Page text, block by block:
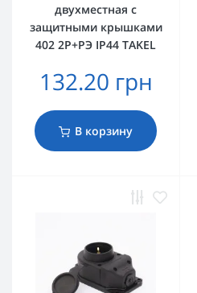
двухместная с
защитными крышками
402 2Р+РЭ IP44 TAKEL
132.20 грн
В корзину